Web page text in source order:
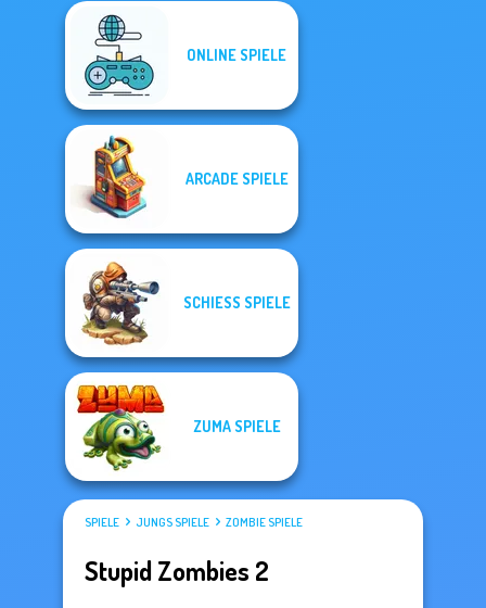
ONLINE SPIELE
ARCADE SPIELE
SCHIESS SPIELE
ZUMA SPIELE
SPIELE JUNGS SPIELE ZOMBIE SPIELE
Stupid Zombies 2